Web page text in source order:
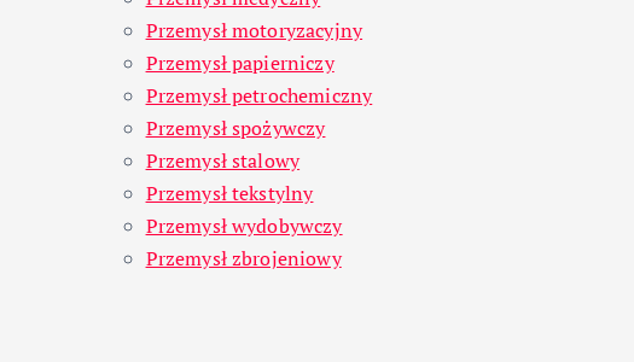
Przemysł motoryzacyjny
Przemysł papierniczy
Przemysł petrochemiczny
Przemysł spożywczy
Przemysł stalowy
Przemysł tekstylny
Przemysł wydobywczy
Przemysł zbrojeniowy